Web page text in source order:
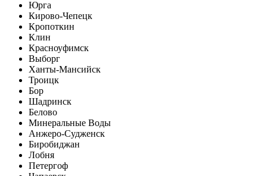
Юрга
Кирово-Чепецк
Кропоткин
Клин
Красноуфимск
Выборг
Ханты-Мансийск
Троицк
Бор
Шадринск
Белово
Минеральные Воды
Анжеро-Судженск
Биробиджан
Лобня
Петергоф